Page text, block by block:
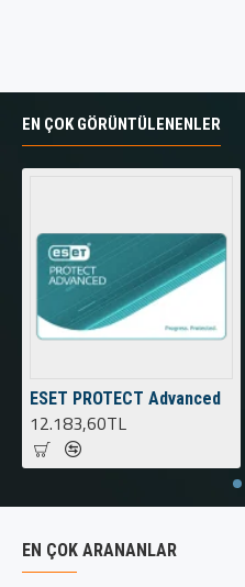
EN ÇOK GÖRÜNTÜLENENLER
ESET PROTECT Advanced
12.183,60TL
EN ÇOK ARANANLAR